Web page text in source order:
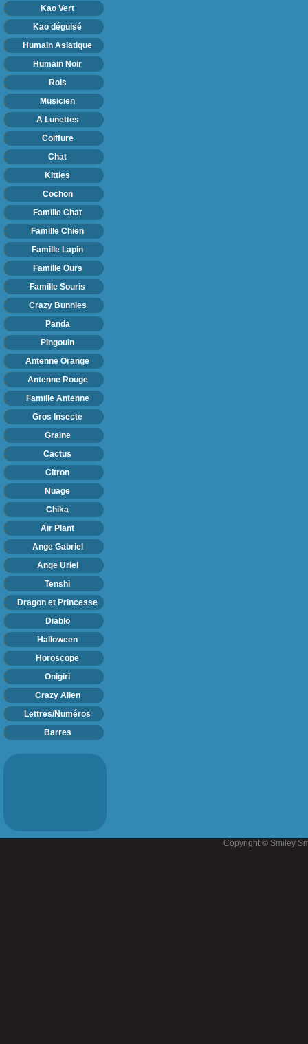
Kao Vert
Kao déguisé
Humain Asiatique
Humain Noir
Rois
Musicien
A Lunettes
Coiffure
Chat
Kitties
Cochon
Famille Chat
Famille Chien
Famille Lapin
Famille Ours
Famille Souris
Crazy Bunnies
Panda
Pingouin
Antenne Orange
Antenne Rouge
Famille Antenne
Gros Insecte
Graine
Cactus
Citron
Nuage
Chika
Air Plant
Ange Gabriel
Ange Uriel
Tenshi
Dragon et Princesse
Diablo
Halloween
Horoscope
Onigiri
Crazy Alien
Lettres/Numéros
Barres
Copyright © Smiley